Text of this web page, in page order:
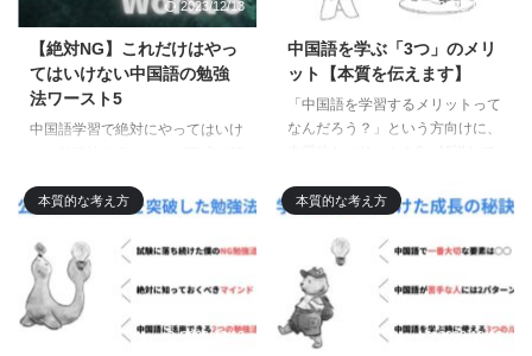
2023/12/13
【絶対NG】これだけはやっ
てはいけない中国語の勉強
法ワースト5
中国語学習で絶対にやってはいけ
語の力が伸びるのかと悩む人は多
ているNG勉強法を実践しないこ
とが何よりも大切となります。少
しでも効率的に学びたい人は必見
です。
2023/12/13
中国語を学ぶ「3つ」のメリ
ット【本質を伝えます】
「中国語を学習するメリットって
なんだろう？」という方向けに、
やドラマが見れるようになるのも
深く、モチベーションを左右する
大きなメリットがあるのです。
本質的な考え方
2023/12/13
本質的な考え方
2023/12/13